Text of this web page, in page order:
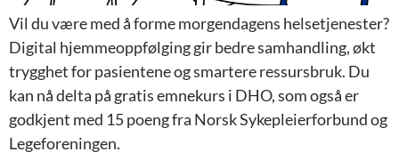
Vil du være med å forme morgendagens helsetjenester?
Digital hjemmeoppfølging gir bedre samhandling, økt
trygghet for pasientene og smartere ressursbruk. Du
kan nå delta på gratis emnekurs i DHO, som også er
godkjent med 15 poeng fra Norsk Sykepleierforbund og
Legeforeningen.